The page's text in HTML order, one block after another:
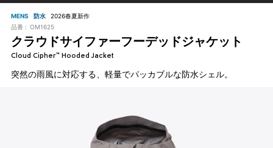
MENS 防水
2026春夏新作
品番 : OM1625
クラウドサイファーフーデッドジャケット
Cloud Cipher™ Hooded Jacket
突然の雨風に対応する、軽量でパッカブルな防水シェル。